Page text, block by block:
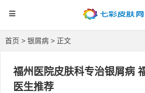
首页 > 银屑病 > 正文
福州医院皮肤科专治银屑病
医生推荐